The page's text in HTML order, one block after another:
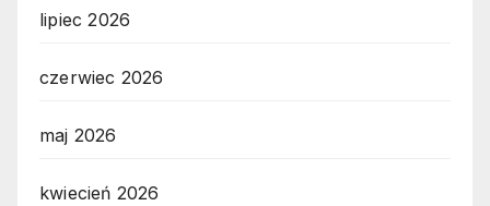
lipiec 2026
czerwiec 2026
maj 2026
kwiecień 2026